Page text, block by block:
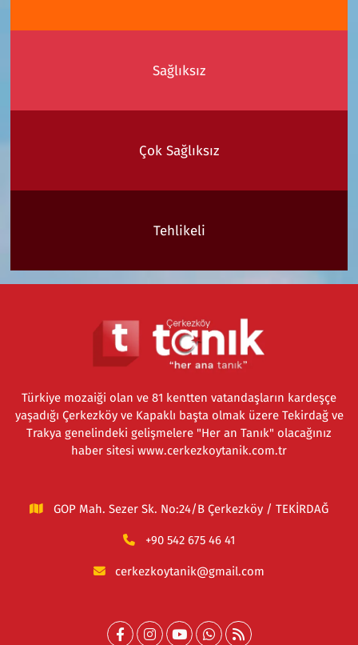
Sağlıksız
Çok Sağlıksız
Tehlikeli
Türkiye mozaiği olan ve 81 kentten vatandaşların kardeşçe
yaşadığı Çerkezköy ve Kapaklı başta olmak üzere Tekirdağ ve
Trakya genelindeki gelişmelere "Her an Tanık" olacağınız
haber sitesi www.cerkezkoytanik.com.tr
GOP Mah. Sezer Sk. No:24/B Çerkezköy / TEKİRDAĞ
+90 542 675 46 41
cerkezkoytanik@gmail.com